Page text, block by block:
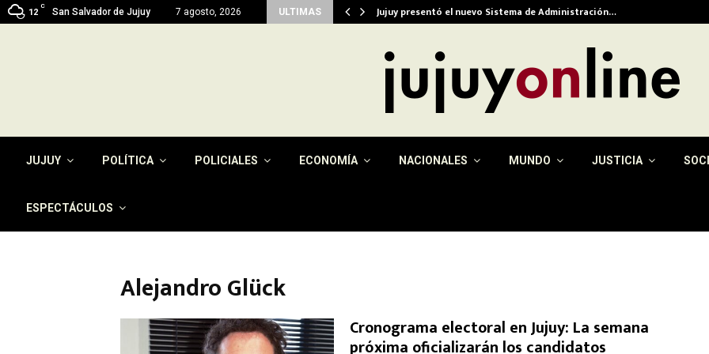
12
C
San Salvador de Jujuy 7 agosto, 2026 ULTIMAS
del pago de la tasa por… Jujuy presentó el nuevo Sistema de Administración…
JUJUY POLÍTICA POLICIALES ECONOMÍA NACIONALES MUNDO JUSTICIA
ESPECTÁCULOS
Alejandro Glück
Cronograma electoral en Jujuy: La semana
próxima oficializarán los candidatos